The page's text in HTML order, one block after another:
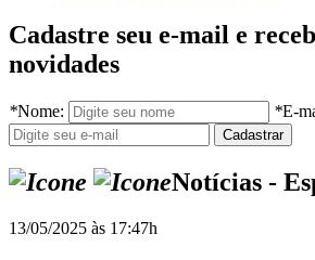
Cadastre seu e-mail e
novidades
*Nome: *E-
Notícias -
13/05/2025 às 17:47h